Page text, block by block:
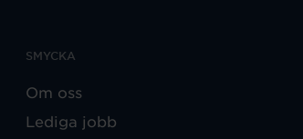
SMYCKA
Om oss
Lediga jobb